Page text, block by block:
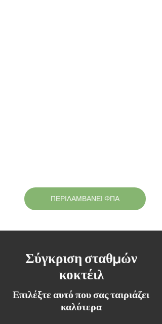
ΠΕΡΙΛΑΜΒΑΝΕΙ ΦΠΑ
Σύγκριση σταθμών
κοκτέιλ
Επιλέξτε αυτό που σας ταιριάζει
καλύτερα